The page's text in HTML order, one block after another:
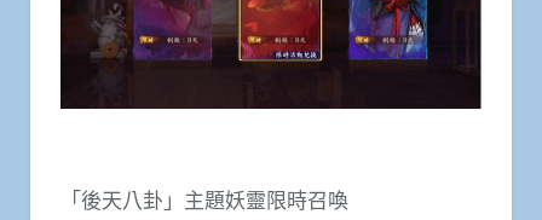
「後天八卦」主題妖靈限時召喚